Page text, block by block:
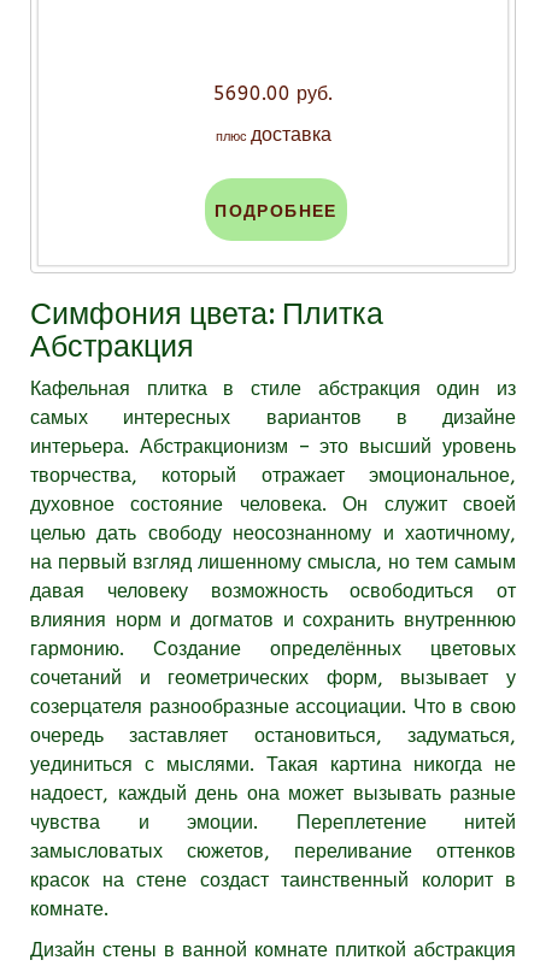
5690.00 руб.
плюс доставка
ПОДРОБНЕЕ
Симфония цвета: Плитка
Абстракция
Кафельная плитка в стиле абстракция один из
самых интересных вариантов в дизайне
интерьера. Абстракционизм – это высший уровень
творчества, который отражает эмоциональное,
духовное состояние человека. Он служит своей
целью дать свободу неосознанному и хаотичному,
на первый взгляд лишенному смысла, но тем самым
давая человеку возможность освободиться от
влияния норм и догматов и сохранить внутреннюю
гармонию. Создание определённых цветовых
сочетаний и геометрических форм, вызывает у
созерцателя разнообразные ассоциации. Что в свою
очередь заставляет остановиться, задуматься,
уединиться с мыслями. Такая картина никогда не
надоест, каждый день она может вызывать разные
чувства и эмоции. Переплетение нитей
замысловатых сюжетов, переливание оттенков
красок на стене создаст таинственный колорит в
комнате.
Дизайн стены в ванной комнате плиткой абстракция